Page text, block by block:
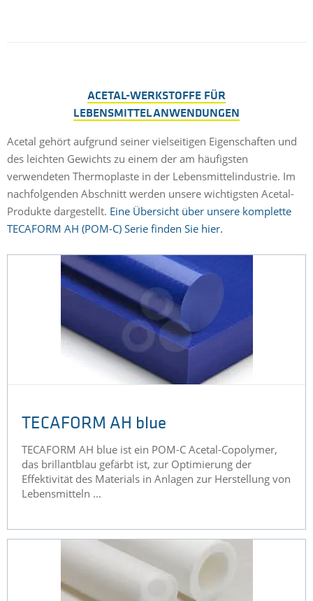
ACETAL-WERKSTOFFE FÜR
LEBENSMITTELANWENDUNGEN
Acetal gehört aufgrund seiner vielseitigen Eigenschaften und
des leichten Gewichts zu einem der am häufigsten
verwendeten Thermoplaste in der Lebensmittelindustrie. Im
nachfolgenden Abschnitt werden unsere wichtigsten Acetal-
Produkte dargestellt. Eine Übersicht über unsere komplette
TECAFORM AH (POM-C) Serie finden Sie hier.
TECAFORM AH blue
TECAFORM AH blue ist ein POM-C Acetal-Copolymer,
das brillantblau gefärbt ist, zur Optimierung der
Effektivität des Materials in Anlagen zur Herstellung von
Lebensmitteln ...